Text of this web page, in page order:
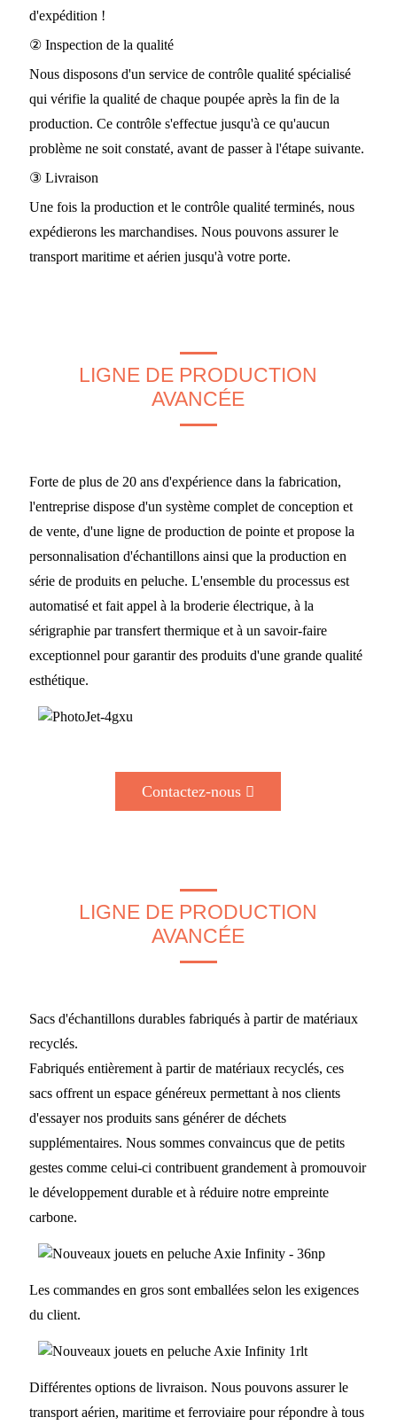
d'expédition !
② Inspection de la qualité
Nous disposons d'un service de contrôle qualité spécialisé
qui vérifie la qualité de chaque poupée après la fin de la
production. Ce contrôle s'effectue jusqu'à ce qu'aucun
problème ne soit constaté, avant de passer à l'étape suivante.
③ Livraison
Une fois la production et le contrôle qualité terminés, nous
expédierons les marchandises. Nous pouvons assurer le
transport maritime et aérien jusqu'à votre porte.
LIGNE DE PRODUCTION
AVANCÉE
Forte de plus de 20 ans d'expérience dans la fabrication,
l'entreprise dispose d'un système complet de conception et
de vente, d'une ligne de production de pointe et propose la
personnalisation d'échantillons ainsi que la production en
série de produits en peluche. L'ensemble du processus est
automatisé et fait appel à la broderie électrique, à la
sérigraphie par transfert thermique et à un savoir-faire
exceptionnel pour garantir des produits d'une grande qualité
esthétique.
Contactez-nous
LIGNE DE PRODUCTION
AVANCÉE
Sacs d'échantillons durables fabriqués à partir de matériaux
recyclés.
Fabriqués entièrement à partir de matériaux recyclés, ces
sacs offrent un espace généreux permettant à nos clients
d'essayer nos produits sans générer de déchets
supplémentaires. Nous sommes convaincus que de petits
gestes comme celui-ci contribuent grandement à promouvoir
le développement durable et à réduire notre empreinte
carbone.
Les commandes en gros sont emballées selon les exigences
du client.
Différentes options de livraison. Nous pouvons assurer le
transport aérien, maritime et ferroviaire pour répondre à tous